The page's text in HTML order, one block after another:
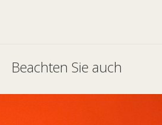
Beachten Sie auch